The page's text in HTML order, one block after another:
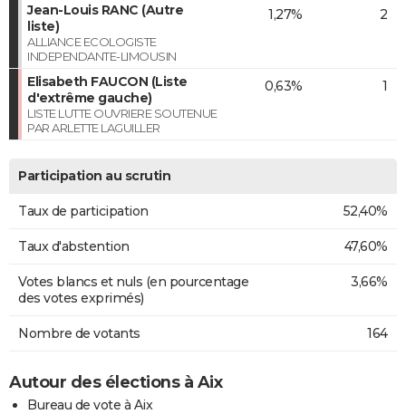
Jean-Louis RANC (Autre
liste)
ALLIANCE ECOLOGISTE
INDEPENDANTE-LIMOUSIN
1,27% 2
Elisabeth FAUCON (Liste
d'extrême gauche)
LISTE LUTTE OUVRIERE SOUTENUE
PAR ARLETTE LAGUILLER
0,63% 1
Participation au scrutin
Taux de participation 52,40%
Taux d'abstention 47,60%
Votes blancs et nuls (en pourcentage
des votes exprimés)
3,66%
Nombre de votants 164
Autour des élections à Aix
Bureau de vote à Aix